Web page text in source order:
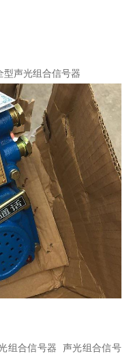
型声光组合信号器
组合信号器 声光组合信号